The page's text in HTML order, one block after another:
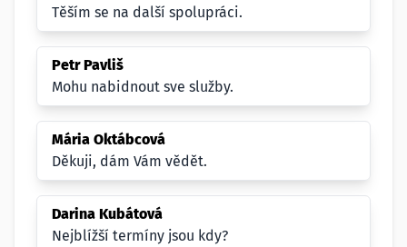
Těším se na další spolupráci.
Petr Pavliš
Mohu nabidnout sve služby.
Mária Oktábcová
Děkuji, dám Vám vědět.
Darina Kubátová
Nejblížší termíny jsou kdy?